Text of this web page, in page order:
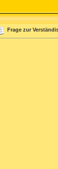
Frage zur